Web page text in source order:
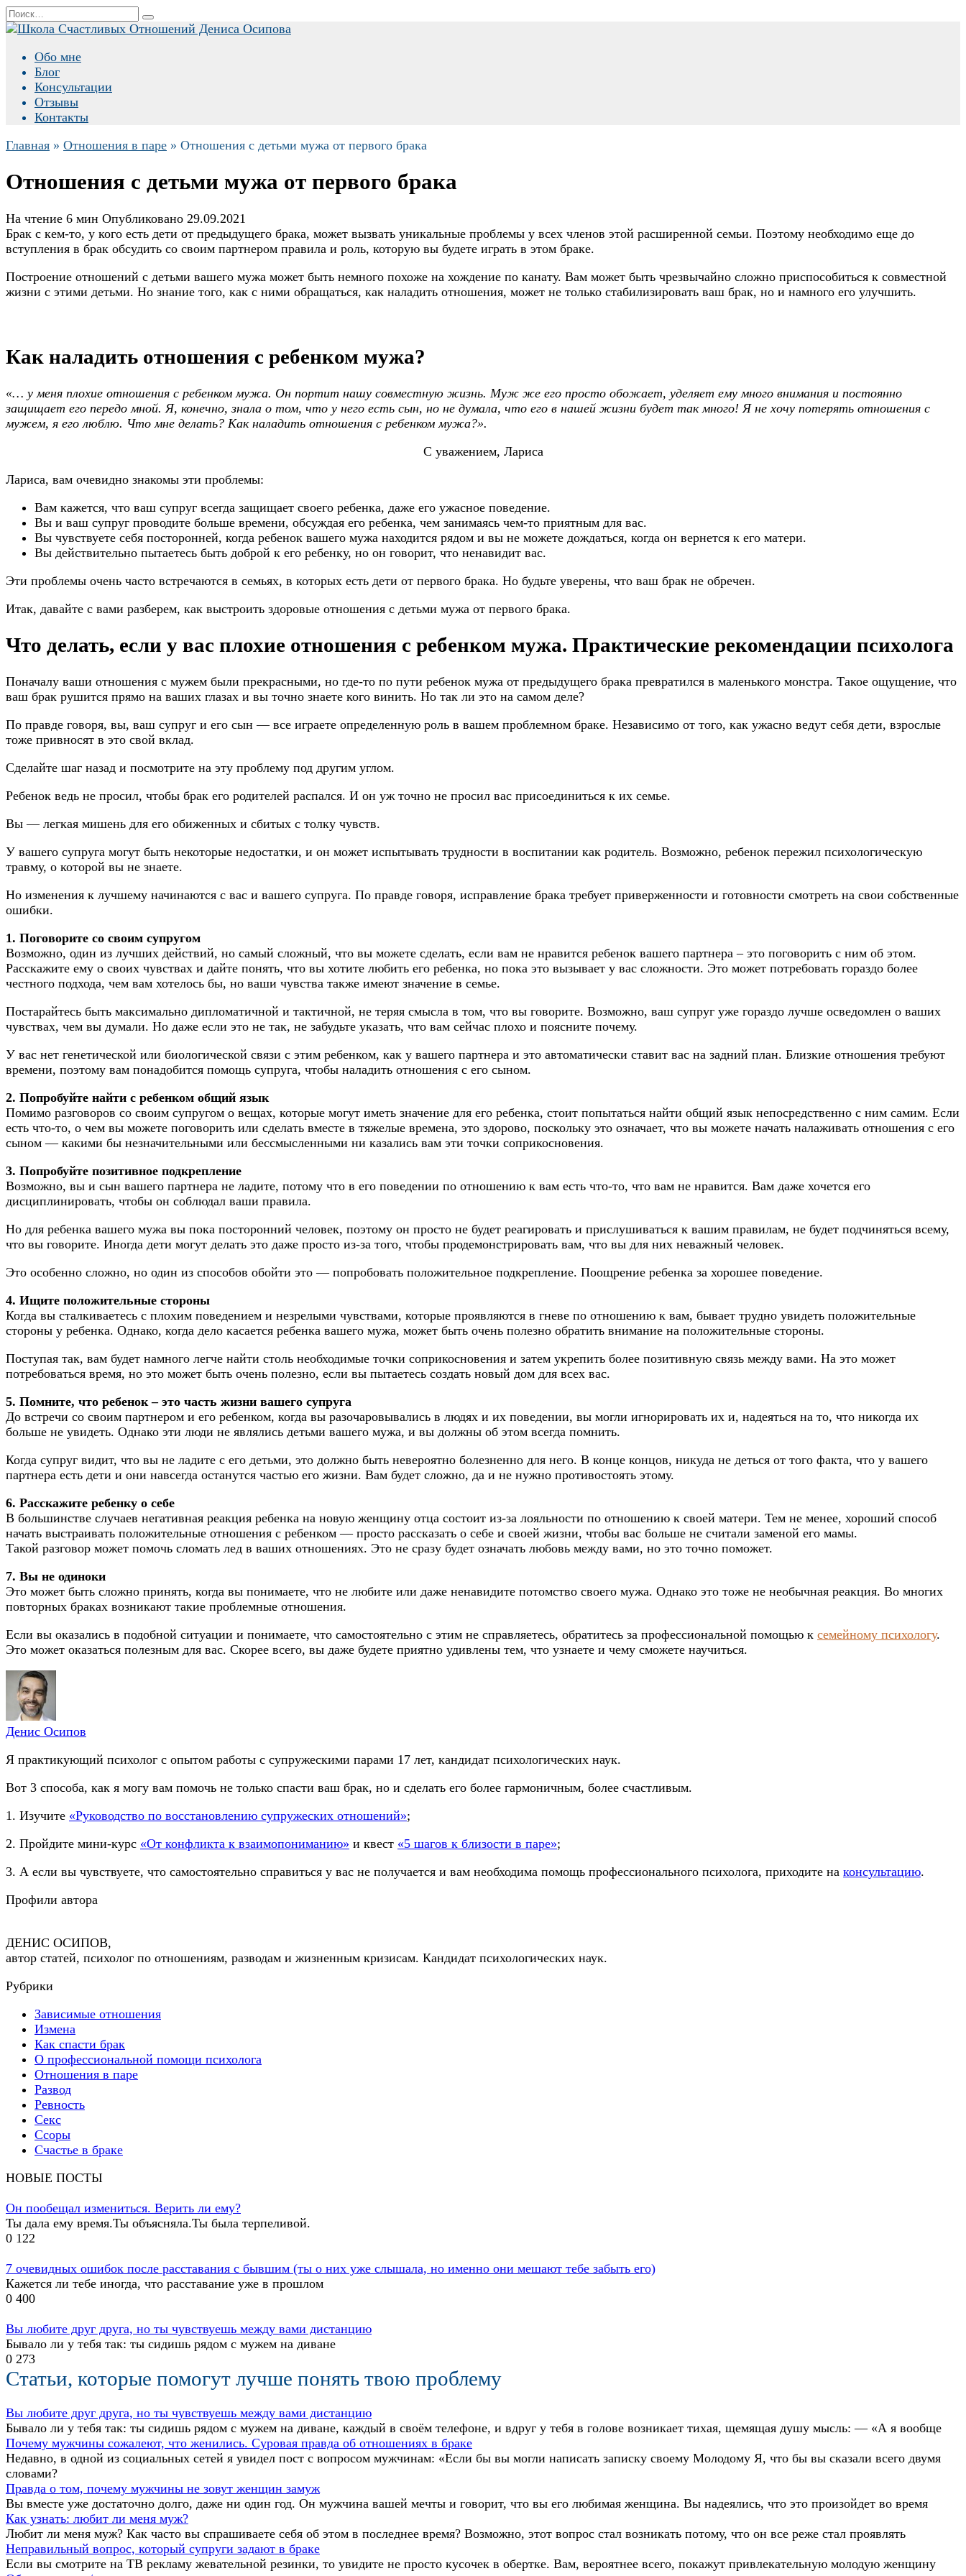
Перейти
к
Search
for:
Обо мне
Блог
Консультации
Отзывы
Контакты
Главная » Отношения в паре » Отношения с детьми мужа от первого брака
Отношения с детьми мужа от первого брака
На чтение 6 мин Опубликовано 29.09.2021
Брак с кем-то, у кого есть дети от предыдущего брака, может вызвать уникальные проблемы у всех членов этой расширенной семьи. Поэтому необходимо еще до
вступления в брак обсудить со своим партнером правила и роль, которую вы будете играть в этом браке.
Построение отношений с детьми вашего мужа может быть немного похоже на хождение по канату. Вам может быть чрезвычайно сложно приспособиться к совместной
жизни с этими детьми. Но знание того, как с ними обращаться, как наладить отношения, может не только стабилизировать ваш брак, но и намного его улучшить.
Как наладить отношения с ребенком мужа?
«… у меня плохие отношения с ребенком мужа. Он портит нашу совместную жизнь. Муж же его просто обожает, уделяет ему много внимания и постоянно
защищает его передо мной. Я, конечно, знала о том, что у него есть сын, но не думала, что его в нашей жизни будет так много! Я не хочу потерять отношения с
мужем, я его люблю. Что мне делать? Как наладить отношения с ребенком мужа?».
С уважением, Лариса
Лариса, вам очевидно знакомы эти проблемы:
Вам кажется, что ваш супруг всегда защищает своего ребенка, даже его ужасное поведение.
Вы и ваш супруг проводите больше времени, обсуждая его ребенка, чем занимаясь чем-то приятным для вас.
Вы чувствуете себя посторонней, когда ребенок вашего мужа находится рядом и вы не можете дождаться, когда он вернется к его матери.
Вы действительно пытаетесь быть доброй к его ребенку, но он говорит, что ненавидит вас.
Эти проблемы очень часто встречаются в семьях, в которых есть дети от первого брака. Но будьте уверены, что ваш брак не обречен.
Итак, давайте с вами разберем, как выстроить здоровые отношения с детьми мужа от первого брака.
Что делать, если у вас плохие отношения с ребенком мужа. Практические рекомендации психолога
Поначалу ваши отношения с мужем были прекрасными, но где-то по пути ребенок мужа от предыдущего брака превратился в маленького монстра. Такое ощущение, что
ваш брак рушится прямо на ваших глазах и вы точно знаете кого винить. Но так ли это на самом деле?
По правде говоря, вы, ваш супруг и его сын — все играете определенную роль в вашем проблемном браке. Независимо от того, как ужасно ведут себя дети, взрослые
тоже привносят в это свой вклад.
Сделайте шаг назад и посмотрите на эту проблему под другим углом.
Ребенок ведь не просил, чтобы брак его родителей распался. И он уж точно не просил вас присоединиться к их семье.
Вы — легкая мишень для его обиженных и сбитых с толку чувств.
У вашего супруга могут быть некоторые недостатки, и он может испытывать трудности в воспитании как родитель. Возможно, ребенок пережил психологическую
травму, о которой вы не знаете.
Но изменения к лучшему начинаются с вас и вашего супруга. По правде говоря, исправление брака требует приверженности и готовности смотреть на свои собственные
ошибки.
1. Поговорите со своим супругом
Возможно, один из лучших действий, но самый сложный, что вы можете сделать, если вам не нравится ребенок вашего партнера – это поговорить с ним об этом.
Расскажите ему о своих чувствах и дайте понять, что вы хотите любить его ребенка, но пока это вызывает у вас сложности. Это может потребовать гораздо более
честного подхода, чем вам хотелось бы, но ваши чувства также имеют значение в семье.
Постарайтесь быть максимально дипломатичной и тактичной, не теряя смысла в том, что вы говорите. Возможно, ваш супруг уже гораздо лучше осведомлен о ваших
чувствах, чем вы думали. Но даже если это не так, не забудьте указать, что вам сейчас плохо и поясните почему.
У вас нет генетической или биологической связи с этим ребенком, как у вашего партнера и это автоматически ставит вас на задний план. Близкие отношения требуют
времени, поэтому вам понадобится помощь супруга, чтобы наладить отношения с его сыном.
2. Попробуйте найти с ребенком общий язык
Помимо разговоров со своим супругом о вещах, которые могут иметь значение для его ребенка, стоит попытаться найти общий язык непосредственно с ним самим. Если
есть что-то, о чем вы можете поговорить или сделать вместе в тяжелые времена, это здорово, поскольку это означает, что вы можете начать налаживать отношения с его
сыном — какими бы незначительными или бессмысленными ни казались вам эти точки соприкосновения.
3. Попробуйте позитивное подкрепление
Возможно, вы и сын вашего партнера не ладите, потому что в его поведении по отношению к вам есть что-то, что вам не нравится. Вам даже хочется его
дисциплинировать, чтобы он соблюдал ваши правила.
Но для ребенка вашего мужа вы пока посторонний человек, поэтому он просто не будет реагировать и прислушиваться к вашим правилам, не будет подчиняться всему,
что вы говорите. Иногда дети могут делать это даже просто из-за того, чтобы продемонстрировать вам, что вы для них неважный человек.
Это особенно сложно, но один из способов обойти это — попробовать положительное подкрепление. Поощрение ребенка за хорошее поведение.
4. Ищите положительные стороны
Когда вы сталкиваетесь с плохим поведением и незрелыми чувствами, которые проявляются в гневе по отношению к вам, бывает трудно увидеть положительные
стороны у ребенка. Однако, когда дело касается ребенка вашего мужа, может быть очень полезно обратить внимание на положительные стороны.
Поступая так, вам будет намного легче найти столь необходимые точки соприкосновения и затем укрепить более позитивную связь между вами. На это может
потребоваться время, но это может быть очень полезно, если вы пытаетесь создать новый дом для всех вас.
5. Помните, что ребенок – это часть жизни вашего супруга
До встречи со своим партнером и его ребенком, когда вы разочаровывались в людях и их поведении, вы могли игнорировать их и, надеяться на то, что никогда их
больше не увидеть. Однако эти люди не являлись детьми вашего мужа, и вы должны об этом всегда помнить.
Когда супруг видит, что вы не ладите с его детьми, это должно быть невероятно болезненно для него. В конце концов, никуда не деться от того факта, что у вашего
партнера есть дети и они навсегда останутся частью его жизни. Вам будет сложно, да и не нужно противостоять этому.
6. Расскажите ребенку о себе
В большинстве случаев негативная реакция ребенка на новую женщину отца состоит из-за лояльности по отношению к своей матери. Тем не менее, хороший способ
начать выстраивать положительные отношения с ребенком — просто рассказать о себе и своей жизни, чтобы вас больше не считали заменой его мамы.
Такой разговор может помочь сломать лед в ваших отношениях. Это не сразу будет означать любовь между вами, но это точно поможет.
7. Вы не одиноки
Это может быть сложно принять, когда вы понимаете, что не любите или даже ненавидите потомство своего мужа. Однако это тоже не необычная реакция. Во многих
повторных браках возникают такие проблемные отношения.
Если вы оказались в подобной ситуации и понимаете, что самостоятельно с этим не справляетесь, обратитесь за профессиональной помощью к семейному психологу.
Это может оказаться полезным для вас. Скорее всего, вы даже будете приятно удивлены тем, что узнаете и чему сможете научиться.
Денис Осипов
Я практикующий психолог с опытом работы с супружескими парами 17 лет, кандидат психологических наук.
Вот 3 способа, как я могу вам помочь не только спасти ваш брак, но и сделать его более гармоничным, более счастливым.
1. Изучите «Руководство по восстановлению супружеских отношений»;
2. Пройдите мини-курс «От конфликта к взаимопониманию» и квест «5 шагов к близости в паре»;
3. А если вы чувствуете, что самостоятельно справиться у вас не получается и вам необходима помощь профессионального психолога, приходите на консультацию.
Профили автора
ДЕНИС ОСИПОВ,
автор статей, психолог по отношениям, разводам и жизненным кризисам. Кандидат психологических наук.
Рубрики
Зависимые отношения
Измена
Как спасти брак
О профессиональной помощи психолога
Отношения в паре
Развод
Ревность
Секс
Ссоры
Счастье в браке
НОВЫЕ ПОСТЫ
Он пообещал измениться. Верить ли ему?
Ты дала ему время.Ты объясняла.Ты была терпеливой.
0 122
7 очевидных ошибок после расставания с бывшим (ты о них уже слышала, но именно они мешают тебе забыть его)
Кажется ли тебе иногда, что расставание уже в прошлом
0 400
Вы любите друг друга, но ты чувствуешь между вами дистанцию
Бывало ли у тебя так: ты сидишь рядом с мужем на диване
0 273
Статьи, которые помогут лучше понять твою проблему
Вы любите друг друга, но ты чувствуешь между вами дистанцию
Бывало ли у тебя так: ты сидишь рядом с мужем на диване, каждый в своём телефоне, и вдруг у тебя в голове возникает тихая, щемящая душу мысль: — «А я вообще
Почему мужчины сожалеют, что женились. Суровая правда об отношениях в браке
Недавно, в одной из социальных сетей я увидел пост с вопросом мужчинам: «Если бы вы могли написать записку своему Молодому Я, что бы вы сказали всего двумя
словами?
Правда о том, почему мужчины не зовут женщин замуж
Вы вместе уже достаточно долго, даже ни один год. Он мужчина вашей мечты и говорит, что вы его любимая женщина. Вы надеялись, что это произойдет во время
Как узнать: любит ли меня муж?
Любит ли меня муж? Как часто вы спрашиваете себя об этом в последнее время? Возможно, этот вопрос стал возникать потому, что он все реже стал проявлять
Неправильный вопрос, который супруги задают в браке
Если вы смотрите на ТВ рекламу жевательной резинки, то увидите не просто кусочек в обертке. Вам, вероятнее всего, покажут привлекательную молодую женщину